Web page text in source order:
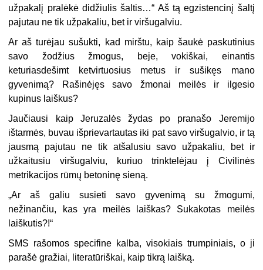
užpakalį pralėkė didžiulis šaltis…“ Aš tą egzistencinį šaltį
pajutau ne tik užpakaliu, bet ir viršugalviu.
Ar aš turėjau sušukti, kad mirštu, kaip šaukė paskutinius
savo žodžius žmogus, beje, vokiškai, einantis
keturiasdešimt ketvirtuosius metus ir sušikęs mano
gyvenimą? Rašinėjęs savo žmonai meilės ir ilgesio
kupinus laiškus?
Jaučiausi kaip Jeruzalės žydas po pranašo Jeremijo
ištarmės, buvau išprievartautas iki pat savo viršugalvio, ir tą
jausmą pajutau ne tik atšalusiu savo užpakaliu, bet ir
užkaitusiu viršugalviu, kuriuo trinktelėjau į Civilinės
metrikacijos rūmų betoninę sieną.
„Ar aš galiu susieti savo gyvenimą su žmogumi,
nežinančiu, kas yra meilės laiškas? Sukakotas meilės
laiškutis?!“
SMS rašomos specifine kalba, visokiais trumpiniais, o ji
parašė gražiai, literatūriškai, kaip tikrą laišką.